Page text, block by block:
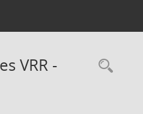
VRR -